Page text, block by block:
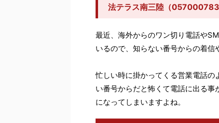
法テラス南三陸（
最近、海外からのワン切り電話や
いるので、知らない番号からの着信
忙しい時に掛かってくる営業電話
い番号からだと怖くて電話に出る
になってしまいますよね。